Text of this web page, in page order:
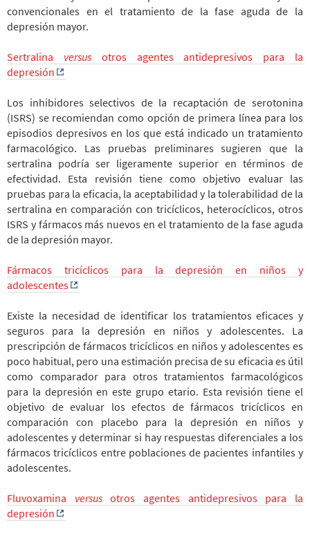
convencionales en el tratamiento de la fase aguda de la
depresión mayor.
Sertralina versusotros agentes antidepresivos para la
depresión
Los inhibidores selectivos de la recaptación de serotonina
(ISRS) se recomiendan como opción de primera línea para los
episodios depresivos en los que está indicado un tratamiento
farmacológico. Las pruebas preliminares sugieren que la
sertralina podría ser ligeramente superior en términos de
efectividad. Esta revisión tiene como objetivo evaluar las
pruebas para la eficacia, la aceptabilidad y la tolerabilidad de la
sertralina en comparación con tricíclicos, heterocíclicos, otros
ISRS y fármacos más nuevos en el tratamiento de la fase aguda
de la depresión mayor.
Fármacos tricíclicos para la depresión en niños y
adolescentes
Existe la necesidad de identificar los tratamientos eficaces y
seguros para la depresión en niños y adolescentes. La
prescripción de fármacos tricíclicos en niños y adolescentes es
poco habitual, pero una estimación precisa de su eficacia es útil
como comparador para otros tratamientos farmacológicos
para la depresión en este grupo etario. Esta revisión tiene el
objetivo de evaluar los efectos de fármacos tricíclicos en
comparación con placebo para la depresión en niños y
adolescentes y determinar si hay respuestas diferenciales a los
fármacos tricíclicos entre poblaciones de pacientes infantiles y
adolescentes.
Fluvoxamina versusotros agentes antidepresivos para la
depresión